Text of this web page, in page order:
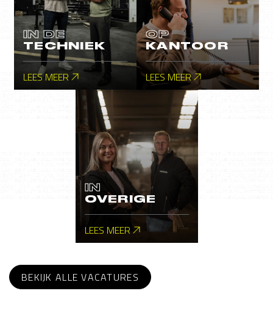
IN DE
TECHNIEK
LEES MEER
OP
KANTOOR
LEES MEER
IN
OVERIGE
LEES MEER
BEKIJK ALLE VACATURES